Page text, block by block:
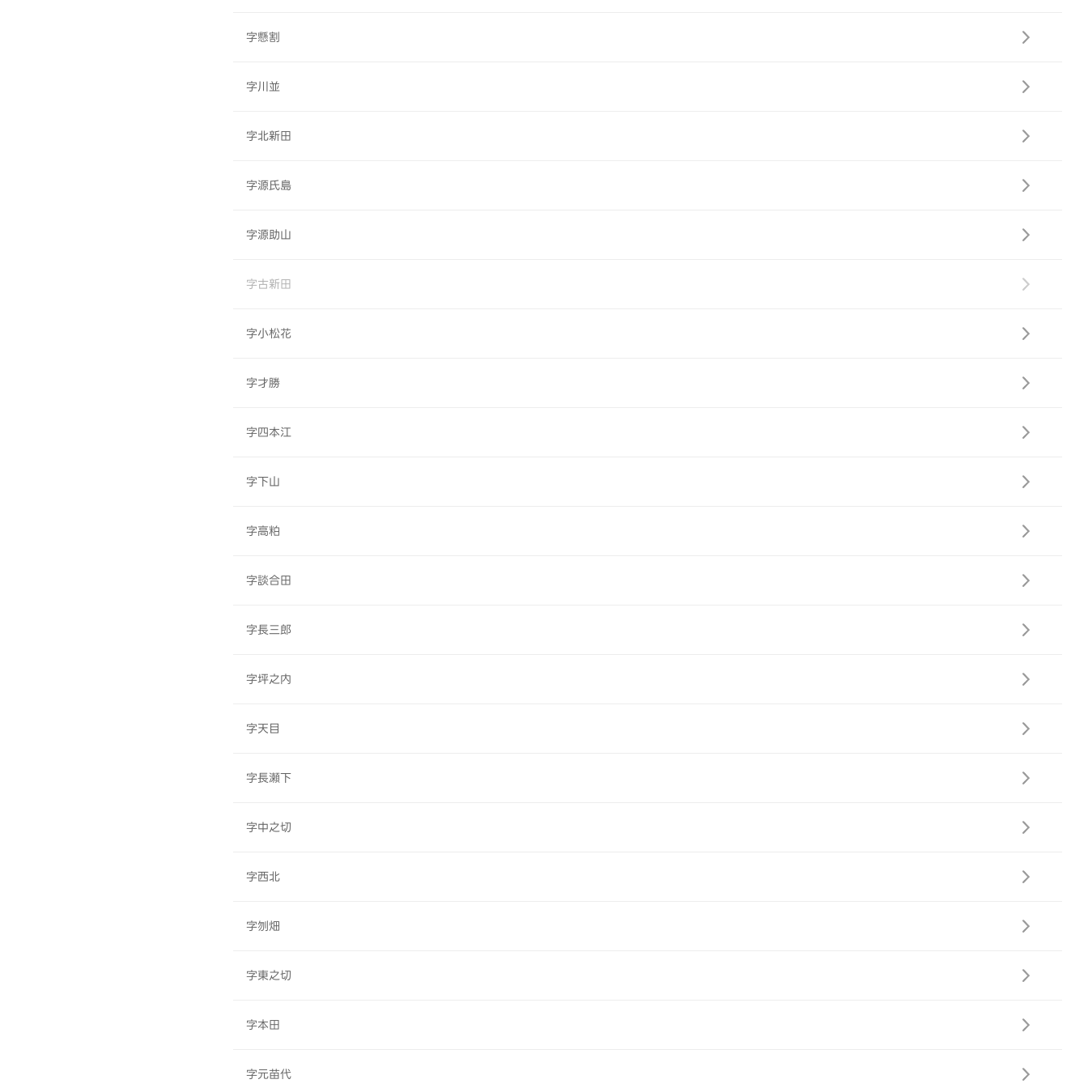
字懸割
字川並
字北新田
字源氏島
字源助山
字古新田
字小松花
字才勝
字四本江
字下山
字高粕
字談合田
字長三郎
字坪之内
字天目
字長瀬下
字中之切
字西北
字刎畑
字東之切
字本田
字元苗代